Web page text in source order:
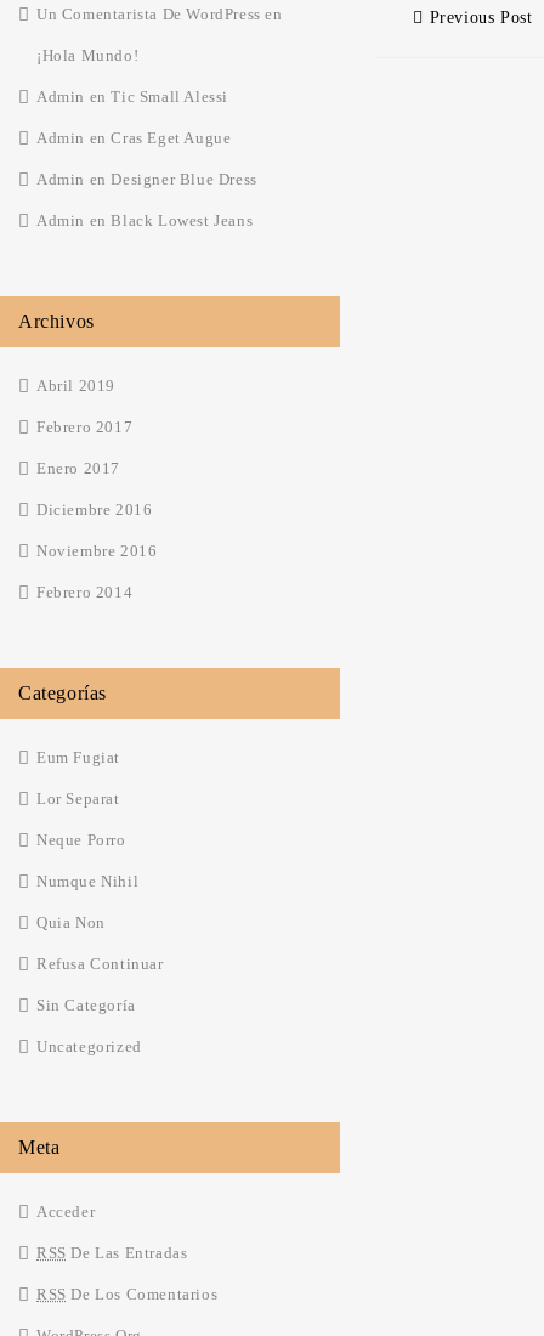
Previous Post
Un Comentarista De WordPress en
¡Hola Mundo!
Admin enTic Small Alessi
Admin enCras Eget Augue
Admin enDesigner Blue Dress
Admin enBlack Lowest Jeans
Archivos
Abril 2019
Febrero 2017
Enero 2017
Diciembre 2016
Noviembre 2016
Febrero 2014
Categorías
Eum Fugiat
Lor Separat
Neque Porro
Numque Nihil
Quia Non
Refusa Continuar
Sin Categoría
Uncategorized
Meta
Acceder
RSS De Las Entradas
RSS De Los Comentarios